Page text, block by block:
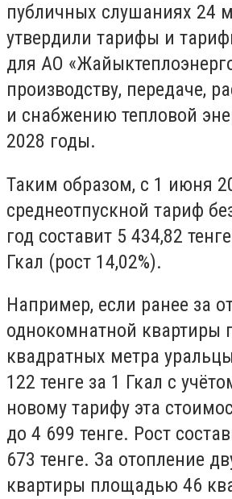
публичных слушаниях 24
утвердили тарифы и
для АО
производству, передаче,
и снабжению тепловой
2028 годы.
Таким образом, с 1 июня
среднеотпускной тариф
год составит 5 434,82
Гкал (рост 14,02%).
Например, если ранее за
однокомнатной квартиры
квадратных метра
122 тенге за 1 Гкал с
новому тарифу эта
до 4 699 тенге. Рост
673 тенге. За отопление
квартиры площадью 46